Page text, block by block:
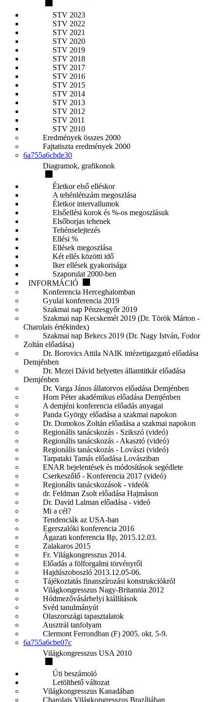
STV 2023
STV 2022
STV 2021
STV 2020
STV 2019
STV 2018
STV 2017
STV 2016
STV 2015
STV 2014
STV 2013
STV 2012
STV 2011
STV 2010
Eredmények összes 2000
Fajtatiszta eredmények 2000
6a755a6cbde30
Diagramok, grafikonok
Életkor első elléskor
A tehénlétszám megoszlása
Életkor intervallumok
Elsőellési korok és %-os megoszlásuk
Elsőborjas tehenek
Tehénselejtezés
Ellési %
Ellések megoszlása
Két ellés közötti idő
Iker ellések gyakorisága
Szaporulat 2000-ben
INFORMÁCIÓ
Konferencia Herceghalomban
Gyulai konferencia 2019
Szakmai nap Pénzesgyőr 2019
Szakmai nap Kecskemét 2019 (Dr. Török Márton -
Charolais értékindex)
Szakmai nap Bekecs 2019 (Dr. Nagy István, Fodor
Zoltán előadása)
Dr. Borovics Attila NAIK intézetigazgató előadása
Demjénben
Dr. Mezei Dávid helyettes államtitkár előadása
Demjénben
Dr. Varga János állatorvos előadása Demjénben
Horn Péter akadémikus előadása Demjénben
A demjéni konferencia előadás anyagai
Panda György előadása a szakmai napokon
Dr. Domokos Zoltán előadása a szakmai napokon
Regionális tanácskozás - Szikszó (videó)
Regionális tanácskozás - Akasztó (videó)
Regionális tanácskozás - Lovászi (videó)
Tarpataki Tamás előadása Lovásziban
ENAR bejelentések és módosítások segédlete
Cserkeszőlő - Konferencia 2017 (videó)
Regionális tanácskozások - videók
dr. Feldman Zsolt előadása Hajmáson
Dr. David Lalman előadása - videó
Mi a cél?
Tendenciák az USA-ban
Egerszalóki konferencia 2016
Ágazati konferencia Bp, 2015.12.03.
Zalakaros 2015
Fr. Világkongresszus 2014.
Előadás a fölforgalmi törvényről
Hajdúszoboszló 2013.12.05-06.
Tájékoztatás finanszírozási konstrukciókról
Világkongresszus Nagy-Britannia 2012
Hódmezővásárhelyi kiállítások
Svéd tanulmányút
Olaszországi tapasztalatok
Ausztrál tanfolyam
Clermont Ferrondban (F) 2005. okt. 5-9.
6a755a6cbe07c
Világkongresszus USA 2010
Úti beszámoló
Letölthető változat
Világkongresszus Kanadában
Charolais Világkongresszus Brazíliában